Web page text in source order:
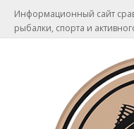
Информационный сайт
рыбалки, спорта и